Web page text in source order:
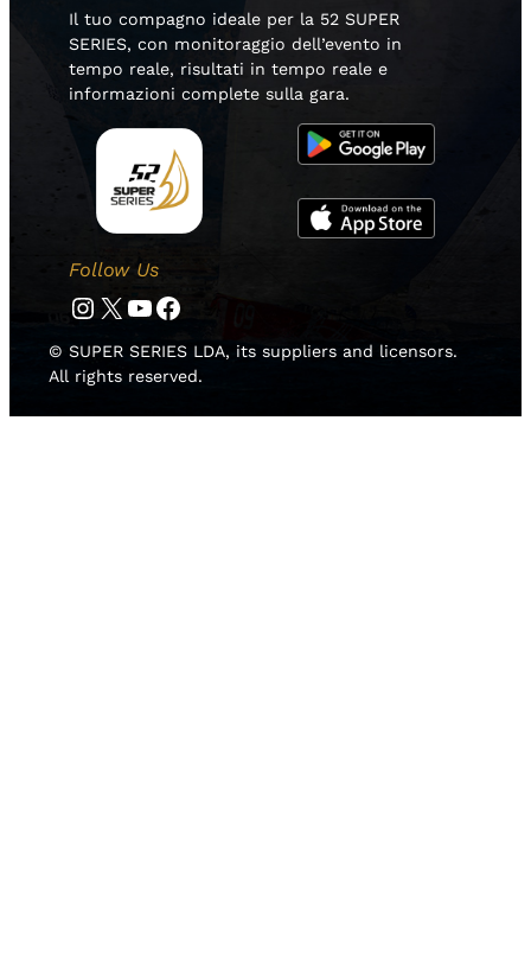
Il tuo compagno ideale per la 52 SUPER
SERIES, con monitoraggio dell’evento in
tempo reale, risultati in tempo reale e
informazioni complete sulla gara.
Follow Us
Instagram Twitter YouTube Facebook
© SUPER SERIES LDA, its suppliers and licensors.
All rights reserved.